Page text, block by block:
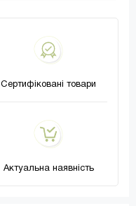
Сертифіковані товари
Актуальна наявність